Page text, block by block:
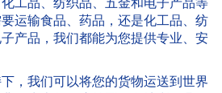
工品、纺织品、五金和电子产品等
运输食品、药品，还是化工品、纺
产品，我们都能为您提供专业、安
，我们可以将您的货物运送到世界